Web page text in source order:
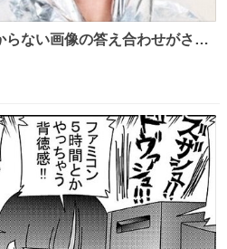
ない画像の答え合わせがされ